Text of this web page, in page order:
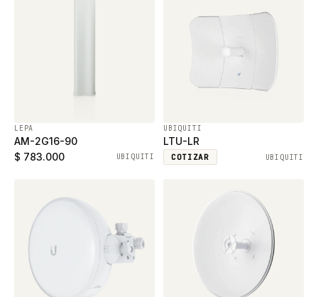
LEPA
AM-2G16-90
$ 783.000
UBIQUITI
UBIQUITI
LTU-LR
COTIZAR UBIQUITI